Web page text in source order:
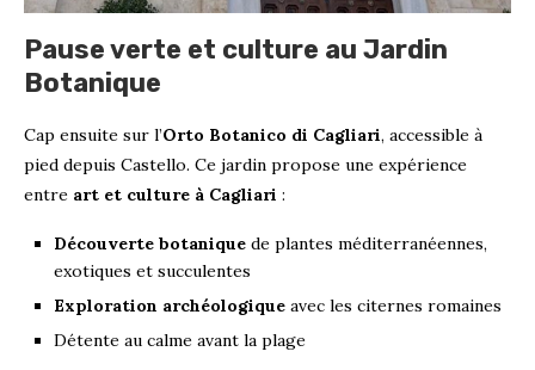
Pause verte et culture au Jardin
Botanique
Cap ensuite sur l’Orto Botanico di Cagliari, accessible à
pied depuis Castello. Ce jardin propose une expérience
entre art et culture à Cagliari :
Découverte botanique de plantes méditerranéennes,
exotiques et succulentes
Exploration archéologique avec les citernes romaines
Détente au calme avant la plage